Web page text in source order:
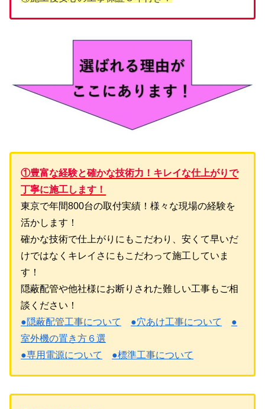
①豊富な経験と確かな技術力！キレイな仕上がりで
丁寧に施工します！
東京で年間800台の取付実績！様々な現場の経験を
活かします！
確かな技術で仕上がりにもこだわり、安くて早いだ
けではなくキレイさにもこだわって施工していま
す！
隠蔽配管や他社様にお断りされた難しい工事もご相
談ください！
●隠蔽配管工事について
●穴あけ工事について
●
室外機の置き方６選
●専用電源について
●標準工事について